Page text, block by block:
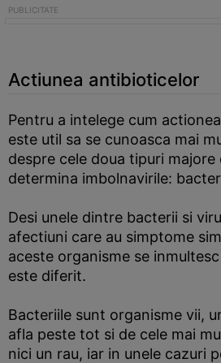
Actiunea antibioticelor
Pentru a intelege cum
este util sa se cunoasca mai
despre cele doua tipuri majore
determina imbolnavirile:
Desi unele dintre bacterii si
afectiuni care au simptome
aceste organisme se
este diferit.
Bacteriile sunt organisme vii,
afla peste tot si de cele mai
nici un rau, iar in unele cazuri